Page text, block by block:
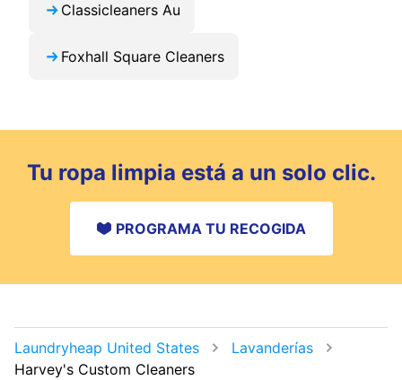
Classicleaners Au
Foxhall Square Cleaners
Tu ropa limpia está a un solo clic.
PROGRAMA TU RECOGIDA
Laundryheap United States
Lavanderías
Harvey's Custom Cleaners